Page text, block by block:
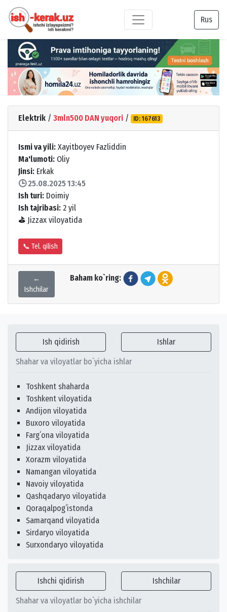
Rus
Elektrik / 3mln500 DAN yuqori / ID: 167613
Ismi va yili: Xayitboyev Fazliddin
Ma'lumoti: Oliy
Jinsi: Erkak
🕒 25.08.2025 13:45
Ish turi: Doimiy
Ish tajribasi: 2 yil
⛳ Jizzax viloyatida
📞 Tel. qilish
←
Ishchilar
Baham ko`ring:
Ish qidirish Ishlar
Shahar va viloyatlar bo`yicha ishlar
Toshkent shaharda
Toshkent viloyatida
Andijon viloyatida
Buxoro viloyatida
Fargʻona viloyatida
Jizzax viloyatida
Xorazm viloyatida
Namangan viloyatida
Navoiy viloyatida
Qashqadaryo viloyatida
Qoraqalpogʻistonda
Samarqand viloyatida
Sirdaryo viloyatida
Surxondaryo viloyatida
Ishchi qidirish Ishchilar
Shahar va viloyatlar bo`yicha ishchilar